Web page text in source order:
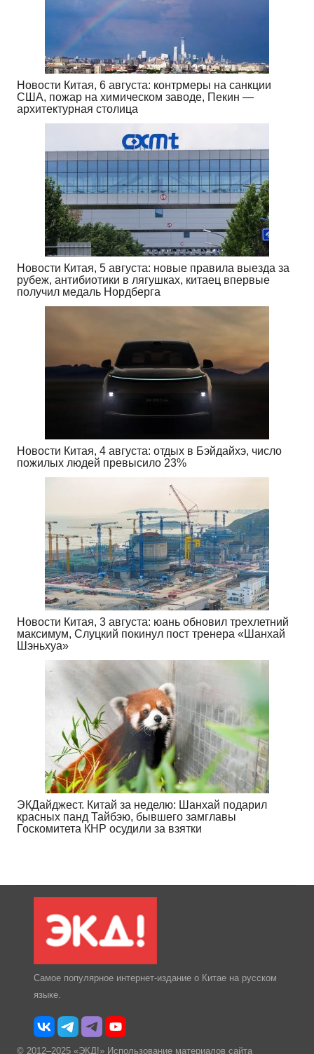
Новости Китая, 6 августа: контрмеры на санкции
США, пожар на химическом заводе, Пекин —
архитектурная столица
Новости Китая, 5 августа: новые правила выезда за
рубеж, антибиотики в лягушках, китаец впервые
получил медаль Нордберга
Новости Китая, 4 августа: отдых в Бэйдайхэ, число
пожилых людей превысило 23%
Новости Китая, 3 августа: юань обновил трехлетний
максимум, Слуцкий покинул пост тренера «Шанхай
Шэньхуа»
ЭКДайджест. Китай за неделю: Шанхай подарил
красных панд Тайбэю, бывшего замглавы
Госкомитета КНР осудили за взятки
Самое популярное интернет-издание о Китае на русском
языке.
© 2012–2025 «ЭКД!» Использование материалов сайта